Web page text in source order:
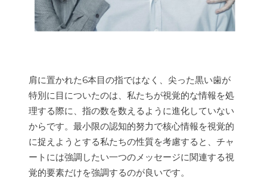
肩に置かれた6本目の指ではなく、尖った黒い歯が
特別に目についたのは、私たちが視覚的な情報を処
理する際に、指の数を数えるように進化していない
からです。最小限の認知的努力で核心情報を視覚的
に捉えようとする私たちの性質を考慮すると、チャ
ートには強調したい一つのメッセージに関連する視
覚的要素だけを強調するのが良いです。